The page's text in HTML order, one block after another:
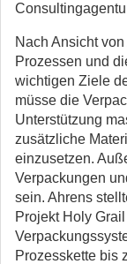
Nach Ansicht
Prozessen und
wichtigen Ziele
müsse die
Unterstützung
zusätzliche
einzusetzen.
Verpackungen
sein. Ahrens
Projekt Holy
Prozesskette bis